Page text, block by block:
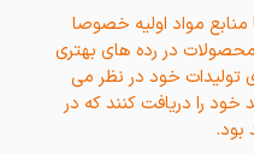
مواد اولیه خصوصا
محصولات در رده های بهتری
تولیدات خود در نظر می
خود را دریافت کنند که در
بود.